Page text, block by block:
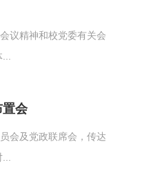
议精神和校党委有关会
...
会
会及党政联席会，传达
...